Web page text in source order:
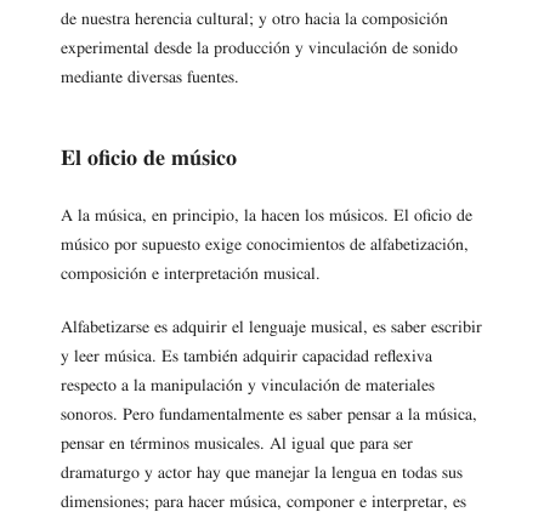
de nuestra herencia cultural; y otro hacia la composición
experimental desde la producción y vinculación de sonido
mediante diversas fuentes.
El oficio de músico
A la música, en principio, la hacen los músicos. El oficio de
músico por supuesto exige conocimientos de alfabetización,
composición e interpretación musical.
Alfabetizarse es adquirir el lenguaje musical, es saber escribir
y leer música. Es también adquirir capacidad reflexiva
respecto a la manipulación y vinculación de materiales
sonoros. Pero fundamentalmente es saber pensar a la música,
pensar en términos musicales. Al igual que para ser
dramaturgo y actor hay que manejar la lengua en todas sus
dimensiones; para hacer música, componer e interpretar, es